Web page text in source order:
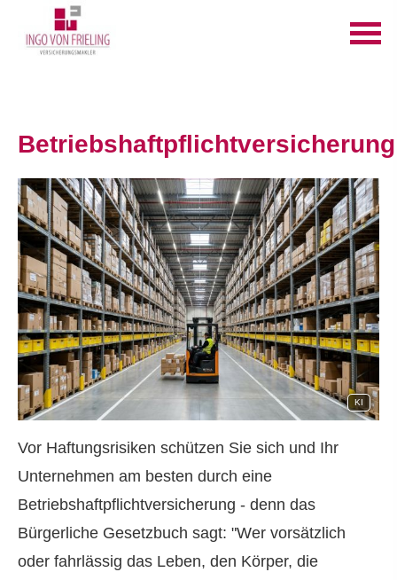
Betriebshaftpflichtversicherung
KI
Vor Haftungsrisiken schützen Sie sich und Ihr
Unternehmen am besten durch eine
Betriebshaftpflichtversicherung - denn das
Bürgerliche Gesetzbuch sagt: "Wer vorsätzlich
oder fahrlässig das Leben, den Körper, die